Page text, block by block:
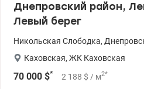
Днепровский район,
Левый берег
Никольская Слободка,
Каховская, ЖК Каховская
70 000 $* 2 188 $ / м2*